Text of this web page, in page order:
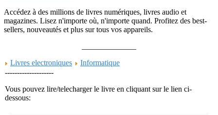
Accédez à des millions de livres numériques, livres audio et
magazines. Lisez n'importe où, n'importe quand. Profitez des best-
sellers, nouveautés et plus sur tous vos appareils.
Livres electroniques
Informatique
--------------------
Vous pouvez lire/telecharger le livre en cliquant sur le lien ci-
dessous: